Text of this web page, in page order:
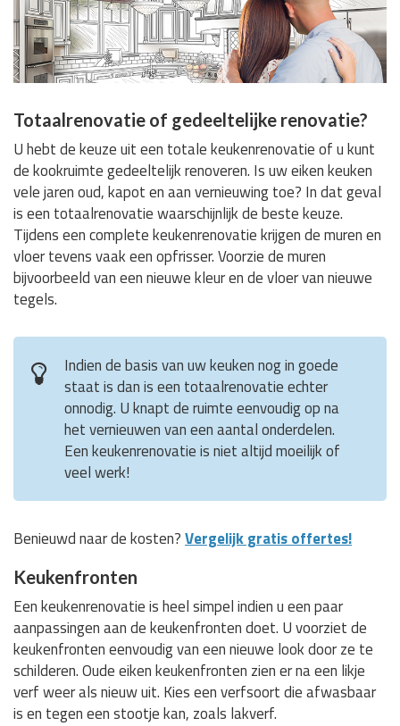
Totaalrenovatie of gedeeltelijke renovatie?
U hebt de keuze uit een totale keukenrenovatie of u kunt
de kookruimte gedeeltelijk renoveren. Is uw eiken keuken
vele jaren oud, kapot en aan vernieuwing toe? In dat geval
is een totaalrenovatie waarschijnlijk de beste keuze.
Tijdens een complete keukenrenovatie krijgen de muren en
vloer tevens vaak een opfrisser. Voorzie de muren
bijvoorbeeld van een nieuwe kleur en de vloer van nieuwe
tegels.
Indien de basis van uw keuken nog in goede
staat is dan is een totaalrenovatie echter
onnodig. U knapt de ruimte eenvoudig op na
het vernieuwen van een aantal onderdelen.
Een keukenrenovatie is niet altijd moeilijk of
veel werk!
Benieuwd naar de kosten?Vergelijk gratis offertes!
Keukenfronten
Een keukenrenovatie is heel simpel indien u een paar
aanpassingen aan de keukenfronten doet. U voorziet de
keukenfronten eenvoudig van een nieuwe look door ze te
schilderen. Oude eiken keukenfronten zien er na een likje
verf weer als nieuw uit. Kies een verfsoort die afwasbaar
is en tegen een stootje kan, zoals lakverf.